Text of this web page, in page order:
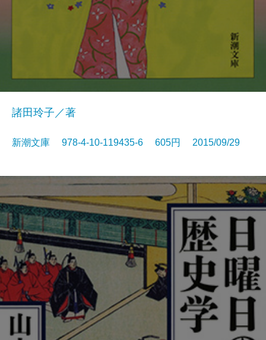
諸田玲子／著
新潮文庫 978-4-10-119435-6 605円 2015/09/29